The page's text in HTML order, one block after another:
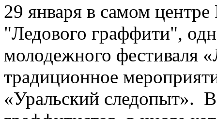
29 января в самом
"Ледового граффити",
молодежного фестиваля
традиционное
«Уральский следопыт». В